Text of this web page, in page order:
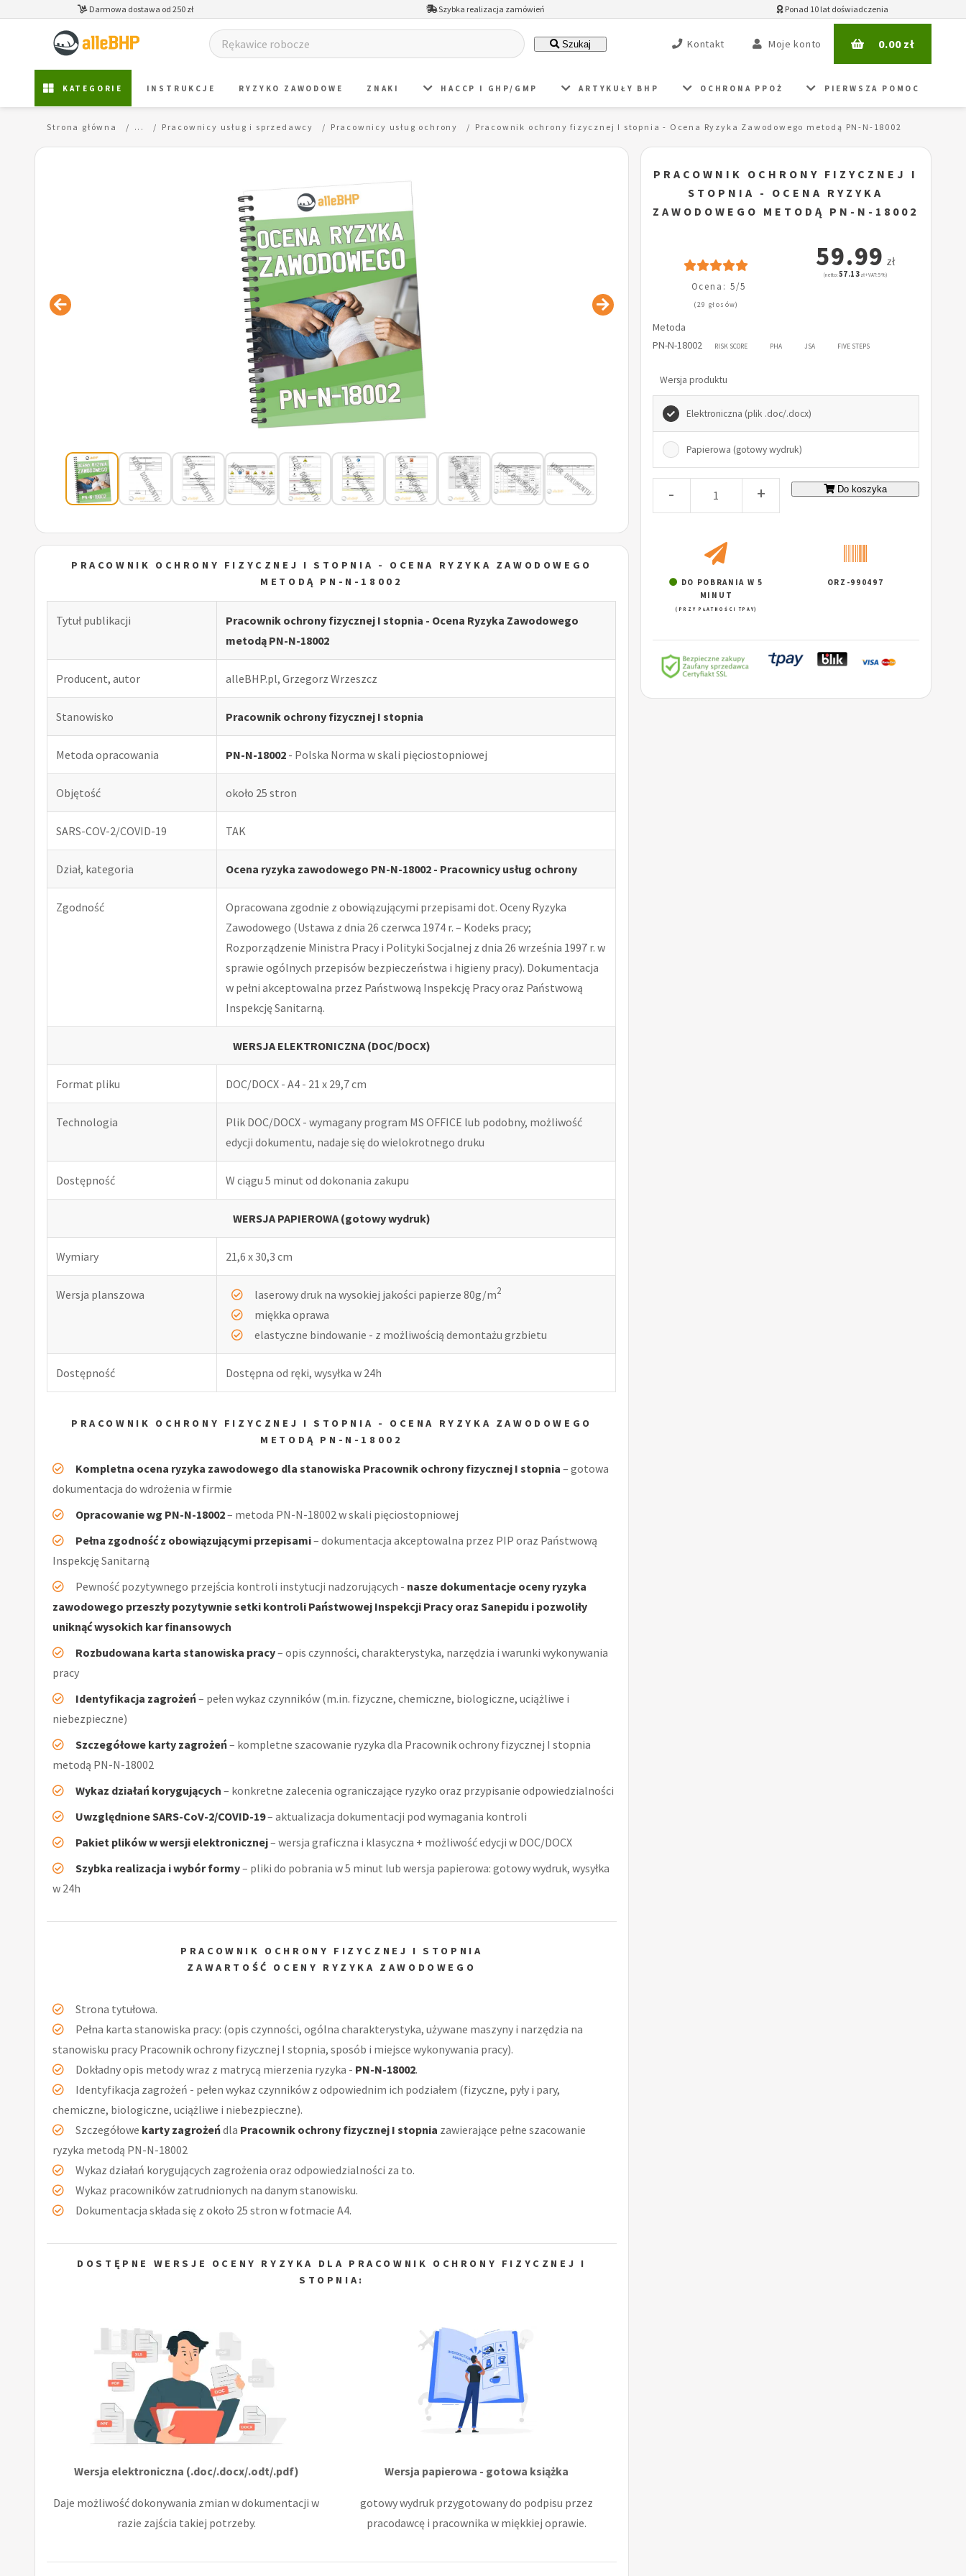
Darmowa dostawa od 250 zł Szybka realizacja zamówień Ponad 10 lat doświadczenia
Szukaj Kontakt Moje konto 0.00zł
KATEGORIE INSTRUKCJE RYZYKO ZAWODOWE ZNAKI HACCP I GHP/GMP ARTYKUŁY BHP OCHRONA PPOŻ PIERWSZA POMOC
Strona główna ... Pracownicy usług i sprzedawcy Pracownicy usług ochrony Pracownik ochrony fizycznej I stopnia - Ocena Ryzyka Zawodowego metodą PN-N-18002
PRACOWNIK OCHRONY FIZYCZNEJ I STOPNIA - OCENA RYZYKA ZAWODOWEGO
METODĄ PN-N-18002
Tytuł publikacji
Pracownik ochrony fizycznej I stopnia - Ocena Ryzyka Zawodowego
metodą PN-N-18002
Producent, autor alleBHP.pl, Grzegorz Wrzeszcz
Stanowisko Pracownik ochrony fizycznej I stopnia
Metoda opracowania PN-N-18002 - Polska Norma w skali pięciostopniowej
Objętość około 25 stron
SARS-COV-2/COVID-19 TAK
Dział, kategoria Ocena ryzyka zawodowego PN-N-18002 - Pracownicy usług ochrony
Zgodność
Opracowana zgodnie z obowiązującymi przepisami dot. Oceny Ryzyka
Zawodowego (Ustawa z dnia 26 czerwca 1974 r. – Kodeks pracy;
Rozporządzenie Ministra Pracy i Polityki Socjalnej z dnia 26 września 1997 r. w
sprawie ogólnych przepisów bezpieczeństwa i higieny pracy). Dokumentacja
w pełni akceptowalna przez Państwową Inspekcję Pracy oraz Państwową
Inspekcję Sanitarną.
WERSJA ELEKTRONICZNA (DOC/DOCX)
Format pliku DOC/DOCX - A4 - 21 x 29,7 cm
Technologia
Plik DOC/DOCX - wymagany program MS OFFICE lub podobny, możliwość
edycji dokumentu, nadaje się do wielokrotnego druku
Dostępność W ciągu 5 minut od dokonania zakupu
WERSJA PAPIEROWA (gotowy wydruk)
Wymiary 21,6 x 30,3 cm
Wersja planszowa laserowy druk na wysokiej jakości papierze 80g/m2
miękka oprawa
elastyczne bindowanie - z możliwością demontażu grzbietu
Dostępność Dostępna od ręki, wysyłka w 24h
PRACOWNIK OCHRONY FIZYCZNEJ I STOPNIA - OCENA RYZYKA ZAWODOWEGO
METODĄ PN-N-18002
Kompletna ocena ryzyka zawodowego dla stanowiska Pracownik ochrony fizycznej I stopnia – gotowa
dokumentacja do wdrożenia w firmie
Opracowanie wg PN-N-18002– metoda PN-N-18002 w skali pięciostopniowej
Pełna zgodność z obowiązującymi przepisami– dokumentacja akceptowalna przez PIP oraz Państwową
Inspekcję Sanitarną
Pewność pozytywnego przejścia kontroli instytucji nadzorujących - nasze dokumentacje oceny ryzyka
zawodowego przeszły pozytywnie setki kontroli Państwowej Inspekcji Pracy oraz Sanepidu i pozwoliły
uniknąć wysokich kar finansowych
Rozbudowana karta stanowiska pracy– opis czynności, charakterystyka, narzędzia i warunki wykonywania
pracy
Identyfikacja zagrożeń– pełen wykaz czynników (m.in. fizyczne, chemiczne, biologiczne, uciążliwe i
niebezpieczne)
Szczegółowe karty zagrożeń– kompletne szacowanie ryzyka dla Pracownik ochrony fizycznej I stopnia
metodą PN-N-18002
Wykaz działań korygujących – konkretne zalecenia ograniczające ryzyko oraz przypisanie odpowiedzialności
Uwzględnione SARS-CoV-2/COVID-19– aktualizacja dokumentacji pod wymagania kontroli
Pakiet plików w wersji elektronicznej– wersja graficzna i klasyczna + możliwość edycji w DOC/DOCX
Szybka realizacja i wybór formy– pliki do pobrania w 5 minut lub wersja papierowa: gotowy wydruk, wysyłka
w 24h
PRACOWNIK OCHRONY FIZYCZNEJ I STOPNIA
ZAWARTOŚĆ OCENY RYZYKA ZAWODOWEGO
Strona tytułowa.
Pełna karta stanowiska pracy: (opis czynności, ogólna charakterystyka, używane maszyny i narzędzia na
stanowisku pracy Pracownik ochrony fizycznej I stopnia, sposób i miejsce wykonywania pracy).
Dokładny opis metody wraz z matrycą mierzenia ryzyka - PN-N-18002.
Identyfikacja zagrożeń - pełen wykaz czynników z odpowiednim ich podziałem (fizyczne, pyły i pary,
chemiczne, biologiczne, uciążliwe i niebezpieczne).
Szczegółowe karty zagrożeńdla Pracownik ochrony fizycznej I stopnia zawierające pełne szacowanie
ryzyka metodą PN-N-18002
Wykaz działań korygujących zagrożenia oraz odpowiedzialności za to.
Wykaz pracowników zatrudnionych na danym stanowisku.
Dokumentacja składa się z około 25 stron w fotmacie A4.
DOSTĘPNE WERSJE OCENY RYZYKA DLA PRACOWNIK OCHRONY FIZYCZNEJ I
STOPNIA:
Wersja elektroniczna (.doc/.docx/.odt/.pdf)
Daje możliwość dokonywania zmian w dokumentacji w
razie zajścia takiej potrzeby.
Wersja papierowa - gotowa książka
gotowy wydruk przygotowany do podpisu przez
pracodawcę i pracownika w miękkiej oprawie.
PRACOWNIK OCHRONY FIZYCZNEJ I
STOPNIA - OCENA RYZYKA
ZAWODOWEGO METODĄ PN-N-18002
Ocena: 5/5
(29 głosów)
59.99 zł
(netto:57.13 zł + VAT: 5%)
Metoda
PN-N-18002
RISK SCORE PHA JSA FIVE STEPS
Wersja produktu
Elektroniczna (plik .doc/.docx)
Papierowa (gotowy wydruk)
- + Do koszyka
DO POBRANIA W 5
MINUT
(PRZY PŁATNOŚCI TPAY)
ORZ-990497